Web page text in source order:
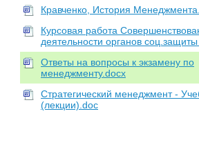
Кравченко, История
Курсовая работа
деятельности органов
Ответы на вопросы к экзамену по
менеджменту.docx
Стратегический менеджмент -
(лекции).doc